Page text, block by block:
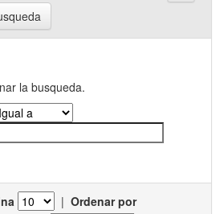
la busqueda.
| Ordenar por